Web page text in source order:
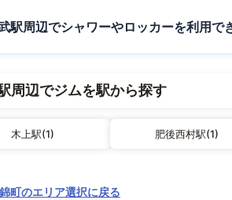
駅周辺でシャワーやロッカーを利用で
周辺でジムを駅から探す
木上駅(1) 肥後西村駅(1)
町のエリア選択に戻る